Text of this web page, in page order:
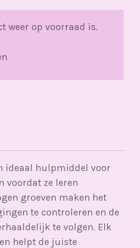
weer op voorraad is.
ideaal hulpmiddel voor
voordat ze leren
groeven maken het
te controleren en de
te volgen. Elk
helpt de juiste